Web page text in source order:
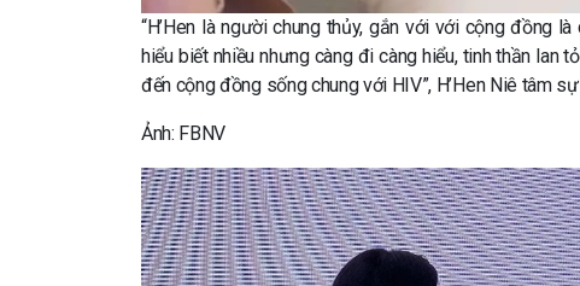
“H’Hen là người chung thủy, gắn với với cộng đồng
hiểu biết nhiều nhưng càng đi càng hiểu, tinh thần lan
đến cộng đồng sống chung với HIV”, H’Hen Niê tâm sự
Ảnh: FBNV